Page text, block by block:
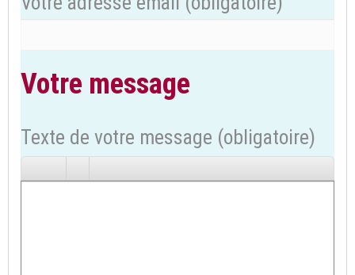
Votre message
Texte de votre message (obligatoire)